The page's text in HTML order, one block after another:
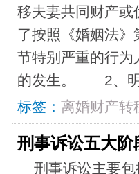
移夫妻共同财产
了按照《婚姻法
节特别严重的行为
的发生。 2、明
标签： 离婚财产转
刑事诉讼五大阶
刑事诉讼主要